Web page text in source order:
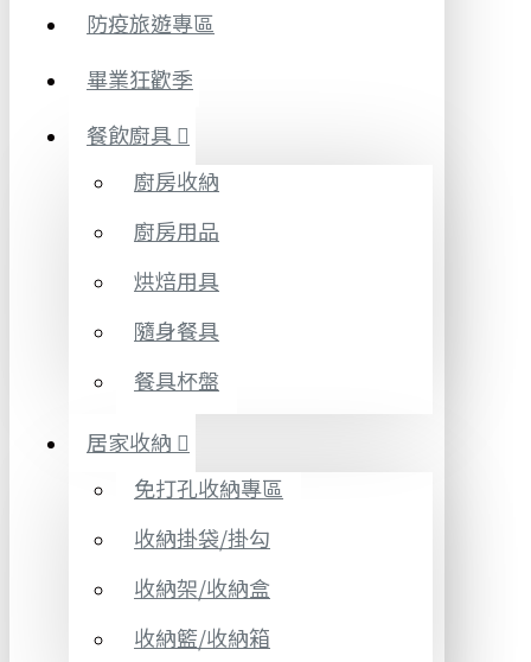
防疫旅遊專區
畢業狂歡季
餐飲廚具
廚房收納
廚房用品
烘焙用具
隨身餐具
餐具杯盤
居家收納
免打孔收納專區
收納掛袋/掛勾
收納架/收納盒
收納籃/收納箱